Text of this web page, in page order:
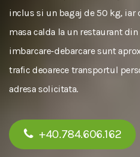
inclus si un bagaj de 50 kg, iar
masa calda la un restaurant din
imbarcare-debarcare sunt
trafic deoarece transportul
adresa solicitata.
+40.784.606.162